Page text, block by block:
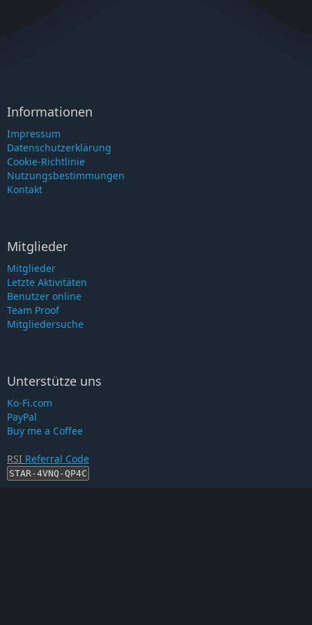
Informationen
Impressum
Datenschutzerklärung
Cookie-Richtlinie
Nutzungsbestimmungen
Kontakt
Mitglieder
Mitglieder
Letzte Aktivitäten
Benutzer online
Team Proof
Mitgliedersuche
Unterstütze uns
Ko-Fi.com
PayPal
Buy me a Coffee
RSI Referral Code
STAR-4VNQ-QP4C